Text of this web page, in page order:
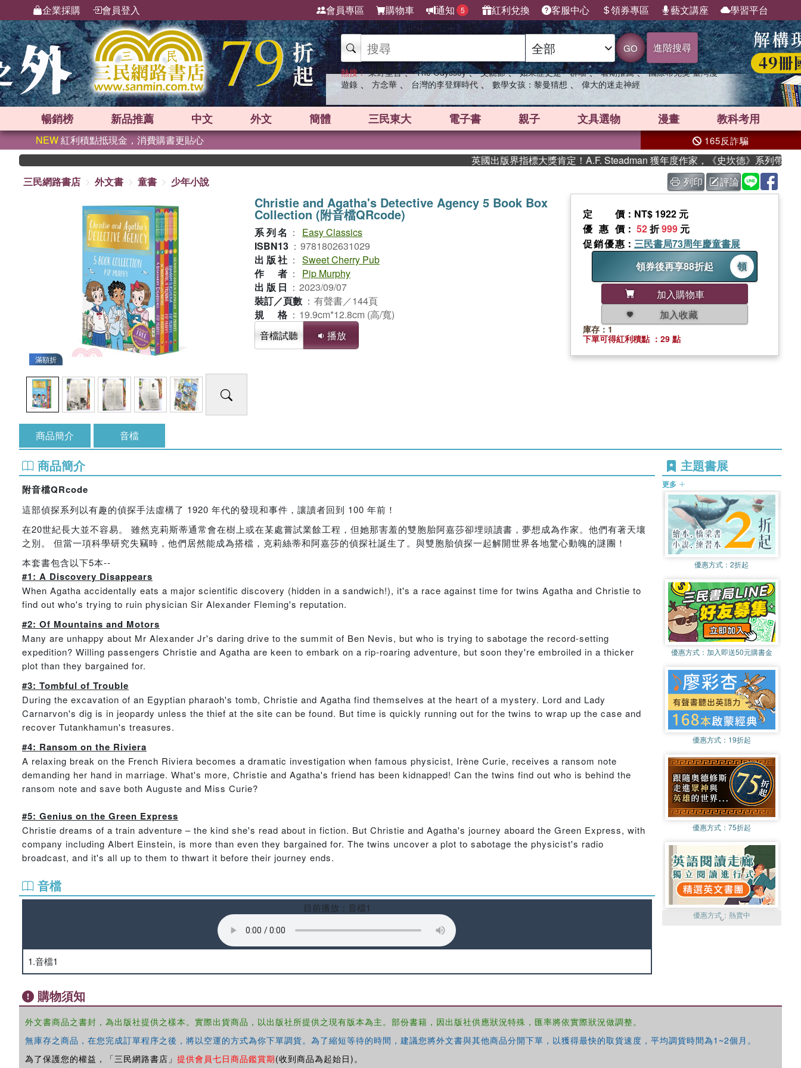
企業採購 會員登入 會員專區 購物車 通知 5 紅利兌換 客服中心 領券專區 藝文講座 學習平台
GO 進階搜尋
熱搜： 東野圭吾 、 The Odyssey 、 父親節 、 如果歷史是一群喵 、 暑期推薦 、 國際布克獎 臺灣漫
遊錄 、 方念華 、 台灣的李登輝時代 、 數學女孩：黎曼猜想 、 偉大的迷走神經
暢銷榜 新品推薦 中文 外文 簡體 三民東大 電子書 親子 文具選物 漫畫 教科考用
NEW紅利積點抵現金，消費購書更貼心 165反詐騙
英國出版界指標大獎肯定！A.F. Steadman 獲年度作家，《史坎德》系列帶你踏上熱
三民網路書店
外文書 童書 少年小說 列印 評論
滿額折
Christie and Agatha's Detective Agency 5 Book Box
Collection (附音檔QRcode)
系列名 ：
Easy Classics
ISBN13 ： 9781802631029
出版社 ： Sweet Cherry Pub
作者 ：
Pip Murphy
出版日 ： 2023/09/07
裝訂／頁數 ： 有聲書／144頁
規格 ： 19.9cm*12.8cm (高/寬)
音檔試聽
播放
定價 ：NT$ 1922 元
優惠價 ： 52折999 元
促銷優惠 ： 三民書局73周年慶童書展
領券後再享88折起
領
加入購物車
加入收藏
庫存：1
下單可得紅利積點 ：29 點
商品簡介 音檔
商品簡介
附音檔QRcode
這部偵探系列以有趣的偵探手法虛構了 1920 年代的發現和事件，讓讀者回到 100 年前！
在20世紀長大並不容易。 雖然克莉斯蒂通常會在樹上或在某處嘗試業餘工程，但她那害羞的雙胞胎阿嘉莎卻埋頭讀書，夢想成為作家。他們有著天壤
之別。 但當一項科學研究失竊時，他們居然能成為搭檔，克莉絲蒂和阿嘉莎的偵探社誕生了。與雙胞胎偵探一起解開世界各地驚心動魄的謎團！
本套書包含以下5本--
#1: A Discovery Disappears
When Agatha accidentally eats a major scientific discovery (hidden in a sandwich!), it's a race against time for twins Agatha and Christie to
find out who's trying to ruin physician Sir Alexander Fleming's reputation.
#2: Of Mountains and Motors
Many are unhappy about Mr Alexander Jr's daring drive to the summit of Ben Nevis, but who is trying to sabotage the record-setting
expedition? Willing passengers Christie and Agatha are keen to embark on a rip-roaring adventure, but soon they're embroiled in a thicker
plot than they bargained for.
#3: Tombful of Trouble
During the excavation of an Egyptian pharaoh's tomb, Christie and Agatha find themselves at the heart of a mystery. Lord and Lady
Carnarvon's dig is in jeopardy unless the thief at the site can be found. But time is quickly running out for the twins to wrap up the case and
recover Tutankhamun's treasures.
#4: Ransom on the Riviera
A relaxing break on the French Riviera becomes a dramatic investigation when famous physicist, Irène Curie, receives a ransom note
demanding her hand in marriage. What's more, Christie and Agatha's friend has been kidnapped! Can the twins find out who is behind the
ransom note and save both Auguste and Miss Curie?
#5: Genius on the Green Express
Christie dreams of a train adventure – the kind she's read about in fiction. But Christie and Agatha's journey aboard the Green Express, with
company including Albert Einstein, is more than even they bargained for. The twins uncover a plot to sabotage the physicist's radio
broadcast, and it's all up to them to thwart it before their journey ends.
音檔
目前播放：音檔1
1.音檔1
主題書展
更多
優惠方式：2折起
優惠方式： 加入即送50元購書金
優惠方式： 19折起
優惠方式： 75折起
優惠方式： 熱賣中
購物須知
外文書商品之書封，為出版社提供之樣本。實際出貨商品，以出版社所提供之現有版本為主。部份書籍，因出版社供應狀況特殊，匯率將依實際狀況做調整。
無庫存之商品，在您完成訂單程序之後，將以空運的方式為你下單調貨。為了縮短等待的時間，建議您將外文書與其他商品分開下單，以獲得最快的取貨速度，平均調貨時間為1~2個月。
為了保護您的權益，「三民網路書店」 提供會員七日商品鑑賞期(收到商品為起始日)。